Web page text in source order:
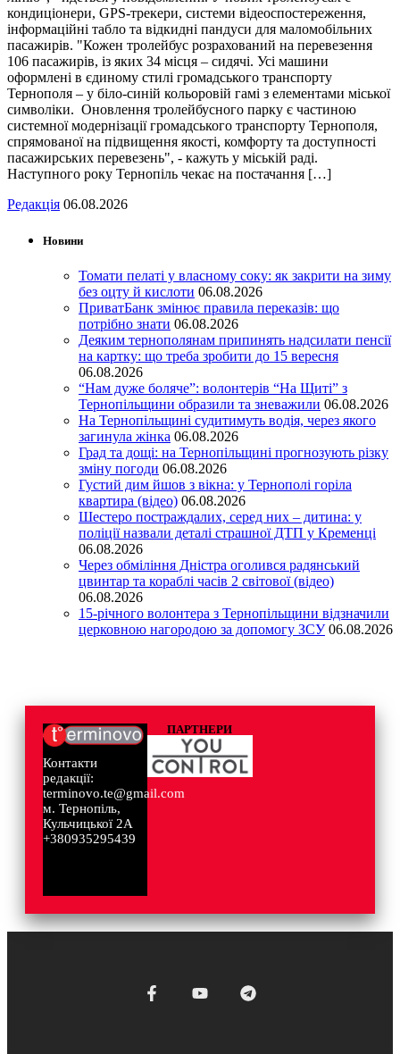
кондиціонери, GPS-трекери, системи відеоспостереження,
інформаційні табло та відкидні пандуси для маломобільних
пасажирів. "Кожен тролейбус розрахований на перевезення
106 пасажирів, із яких 34 місця – сидячі. Усі машини
оформлені в єдиному стилі громадського транспорту
Тернополя – у біло-синій кольоровій гамі з елементами міської
символіки. Оновлення тролейбусного парку є частиною
системної модернізації громадського транспорту Тернополя,
спрямованої на підвищення якості, комфорту та доступності
пасажирських перевезень", - кажуть у міській раді.
Наступного року Тернопіль чекає на постачання […]
Редакція 06.08.2026
Новини
Томати пелаті у власному соку: як закрити на зиму
без оцту й кислоти 06.08.2026
ПриватБанк змінює правила переказів: що
потрібно знати 06.08.2026
Деяким тернополянам припинять надсилати пенсії
на картку: що треба зробити до 15 вересня
06.08.2026
“Нам дуже боляче”: волонтерів “На Щиті” з
Тернопільщини образили та зневажили 06.08.2026
На Тернопільщині судитимуть водія, через якого
загинула жінка 06.08.2026
Град та дощі: на Тернопільщині прогнозують різку
зміну погоди 06.08.2026
Густий дим йшов з вікна: у Тернополі горіла
квартира (відео) 06.08.2026
Шестеро постраждалих, серед них – дитина: у
поліції назвали деталі страшної ДТП у Кременці
06.08.2026
Через обміління Дністра оголився радянський
цвинтар та кораблі часів 2 світової (відео)
06.08.2026
15-річного волонтера з Тернопільщини відзначили
церковною нагородою за допомогу ЗСУ 06.08.2026
Контакти
редакції:
terminovo.te@gmail.com
м. Тернопіль,
Кульчицької 2А
+380935295439
ПАРТНЕРИ